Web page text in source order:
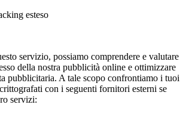
esteso
servizio, possiamo comprendere e valutare
della nostra pubblicità online e ottimizzare
pubblicitaria. A tale scopo confrontiamo i tuoi
con i seguenti fornitori esterni se
servizi: